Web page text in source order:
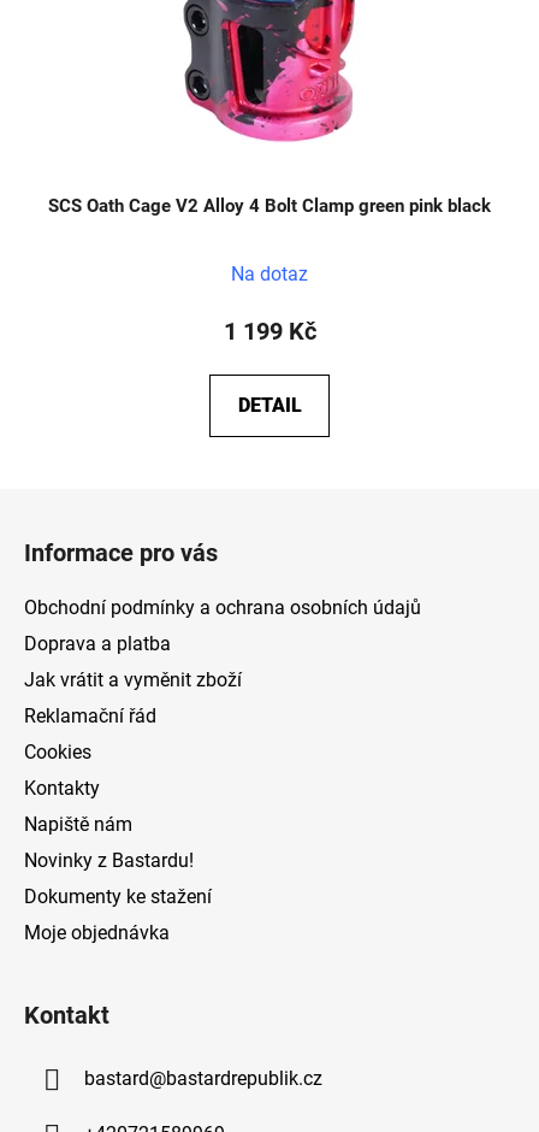
SCS Oath Cage V2 Alloy 4 Bolt Clamp green pink black
Na dotaz
1 199 Kč
DETAIL
Informace pro vás
Obchodní podmínky a ochrana osobních údajů
Doprava a platba
Jak vrátit a vyměnit zboží
Reklamační řád
Cookies
Kontakty
Napiště nám
Novinky z Bastardu!
Dokumenty ke stažení
Moje objednávka
Kontakt
bastard@bastardrepublik.cz